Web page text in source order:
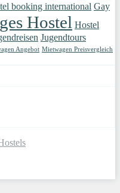
booking international Gay
Hostel Hostel
Jugendtours
Angebot Mietwagen Preisvergleich